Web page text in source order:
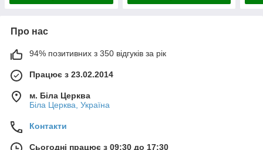
Про нас
94% позитивних з 350 відгуків за рік
Працює з 23.02.2014
м. Біла Церква
Біла Церква, Україна
Контакти
Сьогодні працює з 09:30 до 17:30